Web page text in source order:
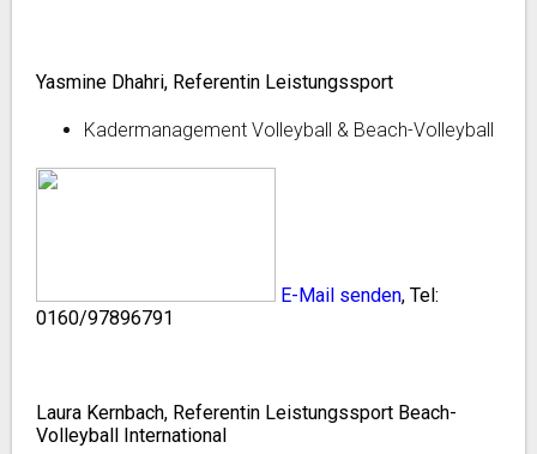
Yasmine Dhahri, Referentin Leistungssport
Kadermanagement Volleyball & Beach-Volleyball
E-Mail senden, Tel:
0160/97896791
Laura Kernbach, Referentin Leistungssport Beach-
Volleyball International